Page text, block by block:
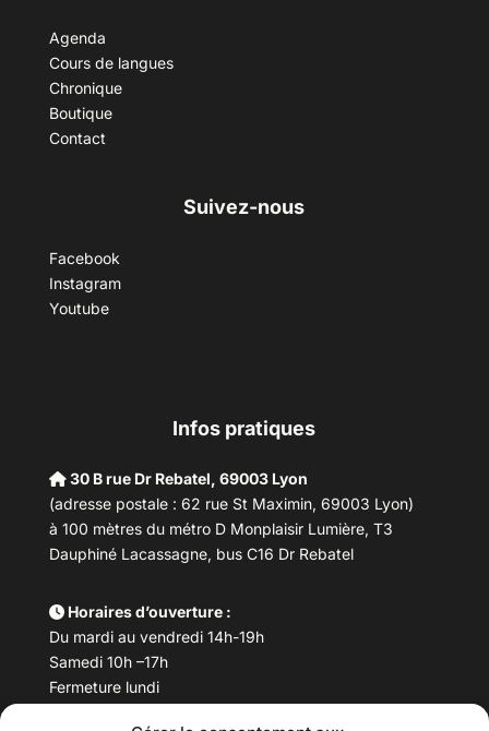
Agenda
Cours de langues
Chronique
Boutique
Contact
Suivez-nous
Facebook
Instagram
Youtube
Infos pratiques
30 B rue Dr Rebatel, 69003 Lyon
(adresse postale : 62 rue St Maximin, 69003 Lyon)
à 100 mètres du métro D Monplaisir Lumière, T3
Dauphiné Lacassagne, bus C16 Dr Rebatel
Horaires d’ouverture :
Du mardi au vendredi 14h-19h
Samedi 10h –17h
Fermeture lundi